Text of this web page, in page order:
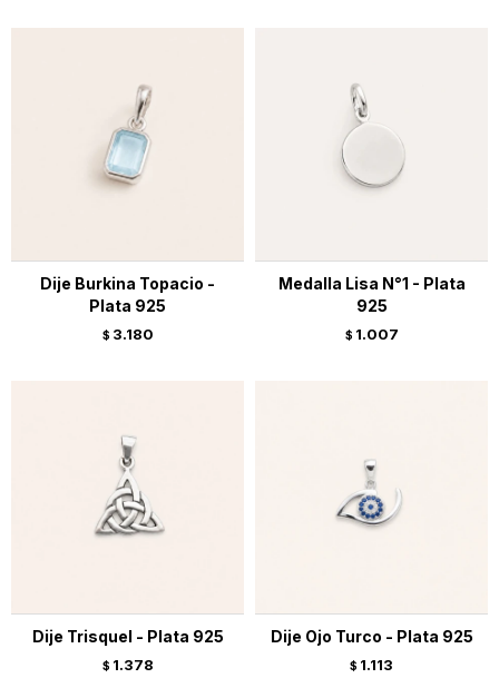
Dije Burkina Topacio -
Plata 925
$ 3.180
Medalla Lisa N°1 - Plata
925
$ 1.007
Dije Trisquel - Plata 925
$ 1.378
Dije Ojo Turco - Plata 925
$ 1.113